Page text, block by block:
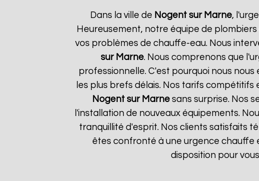
Dans la ville de Nogent sur Marne,
Heureusement, notre équipe de
vos problèmes de chauffe-eau. Nous
sur Marne. Nous comprenons que
professionnelle. C'est pourquoi nous
les plus brefs délais. Nos tarifs
Nogent sur Marnesans surprise. Nos
l'installation de nouveaux équipements.
tranquillité d'esprit. Nos clients satisfaits
êtes confronté à une urgence chauffe
disposition pour